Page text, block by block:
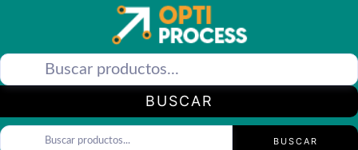
BUSCAR
BUSCAR